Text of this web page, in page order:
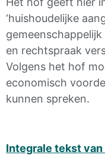
‘huishoudelijke
gemeenschappelijk
en rechtspraak
Volgens het hof
economisch
kunnen spreken.
Integrale tekst